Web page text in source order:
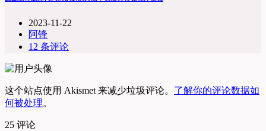
2023-11-22
阿锋
12 条评论
这个站点使用 Akismet 来减少垃圾评论。 了解你的评论数据如
何被处理。
25 评论